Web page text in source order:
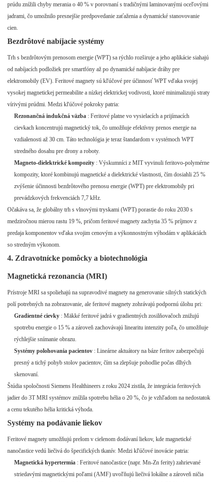
prúdu znížili chyby merania o 40 % v porovnaní s tradičnými laminovanými oceľovými
jadrami, čo umožnilo presnejšie predpovedanie zaťaženia a dynamické stanovovanie
cien.
Bezdrôtové nabíjacie systémy
Trh s bezdrôtovým prenosom energie (WPT) sa rýchlo rozširuje a jeho aplikácie siahajú
od nabíjacích podložiek pre smartfóny až po dynamické nabíjacie dráhy pre
elektromobily (EV). Feritové magnety sú kľúčové pre účinnosť WPT vďaka svojej
vysokej magnetickej permeabilite a nízkej elektrickej vodivosti, ktoré minimalizujú straty
vírivými prúdmi. Medzi kľúčové pokroky patria:
Rezonančná indukčná väzba : Feritové platne vo vysielacích a prijímacích
cievkach koncentrujú magnetický tok, čo umožňuje efektívny prenos energie na
vzdialenosti až 30 cm. Táto technológia je teraz štandardom v systémoch WPT
stredného dosahu pre drony a roboty.
Magneto-dielektrické kompozity : Výskumníci z MIT vyvinuli feritovo-polymérne
kompozity, ktoré kombinujú magnetické a dielektrické vlastnosti, čím dosiahli 25 %
zvýšenie účinnosti bezdrôtového prenosu energie (WPT) pre elektromobily pri
prevádzkových frekvenciách 7,7 kHz.
Očakáva sa, že globálny trh s vlnovými tryskami (WPT) porastie do roku 2030 s
medziročnou mierou rastu 19 %, pričom feritové magnety zachytia 35 % príjmov z
predaja komponentov vďaka svojim cenovým a výkonnostným výhodám v aplikáciách
so stredným výkonom.
4. Zdravotnícke pomôcky a biotechnológia
Magnetická rezonancia (MRI)
Prístroje MRI sa spoliehajú na supravodivé magnety na generovanie silných statických
polí potrebných na zobrazovanie, ale feritové magnety zohrávajú podpornú úlohu pri:
Gradientné cievky : Mäkké feritové jadrá v gradientných zosilňovačoch znižujú
spotrebu energie o 15 % a zároveň zachovávajú linearitu intenzity poľa, čo umožňuje
rýchlejšie snímanie obrazu.
Systémy polohovania pacientov : Lineárne aktuátory na báze feritov zabezpečujú
presný a tichý pohyb stolov pacientov, čím sa zlepšuje pohodlie počas dlhých
skenovaní.
Štúdia spoločnosti Siemens Healthineers z roku 2024 zistila, že integrácia feritových
jadier do 3T MRI systémov znížila spotrebu hélia o 20 %, čo je vzhľadom na nedostatok
a cenu tekutého hélia kritická výhoda.
Systémy na podávanie liekov
Feritové magnety umožňujú prelom v cielenom dodávaní liekov, kde magnetické
nanočastice vedú liečivá do špecifických tkanív. Medzi kľúčové inovácie patria:
Magnetická hypertermia : Feritové nanočastice (napr. Mn-Zn ferity) zahrievané
striedavými magnetickými poľami (AMF) uvoľňujú liečivá lokálne a zároveň ničia